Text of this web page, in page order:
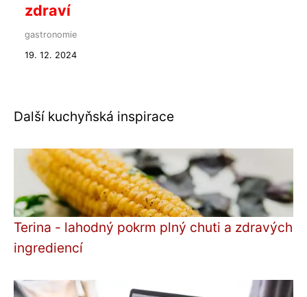
zdraví
gastronomie
19. 12. 2024
Další kuchyňská inspirace
Terina - lahodný pokrm plný chuti a zdravých
ingrediencí